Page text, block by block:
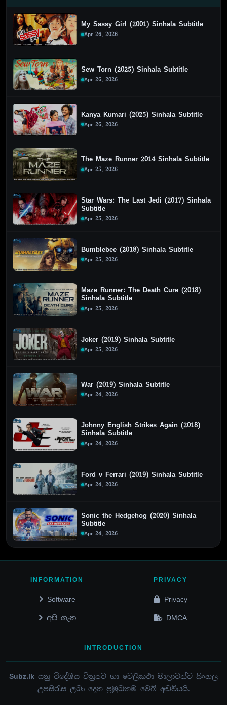
My Sassy Girl (2001) Sinhala Subtitle
Apr 26, 2026
Sew Torn (2025) Sinhala Subtitle
Apr 26, 2026
Kanya Kumari (2025) Sinhala Subtitle
Apr 26, 2026
The Maze Runner 2014 Sinhala Subtitle
Apr 25, 2026
Star Wars: The Last Jedi (2017) Sinhala
Subtitle
Apr 25, 2026
Bumblebee (2018) Sinhala Subtitle
Apr 25, 2026
Maze Runner: The Death Cure (2018)
Sinhala Subtitle
Apr 25, 2026
Joker (2019) Sinhala Subtitle
Apr 25, 2026
War (2019) Sinhala Subtitle
Apr 24, 2026
Johnny English Strikes Again (2018)
Sinhala Subtitle
Apr 24, 2026
Ford v Ferrari (2019) Sinhala Subtitle
Apr 24, 2026
Sonic the Hedgehog (2020) Sinhala
Subtitle
Apr 24, 2026
INFORMATION
Software
අපි ගැන
PRIVACY
Privacy
DMCA
INTRODUCTION
Subz.lk යනු විදේශීය චිත්‍රපට හා ටෙලිකථා මාලාවන්ට සිංහල
උපසිරැස ලබා දෙන ප්‍රමුඛතම වෙබ් අඩවියයි.